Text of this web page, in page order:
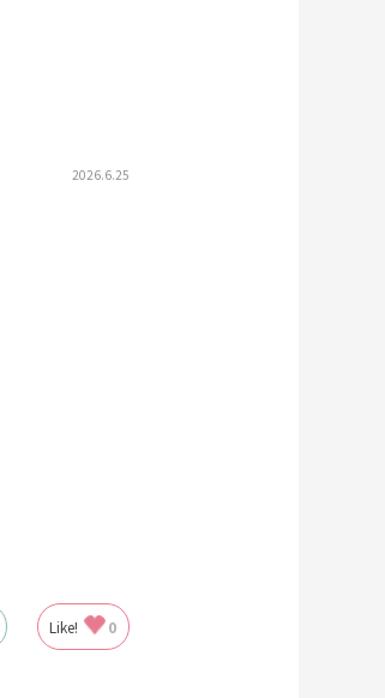
2026.6.25
Like! 0